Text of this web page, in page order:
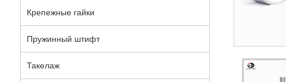
Крепежные гайки
Пружинный штифт
Такелаж